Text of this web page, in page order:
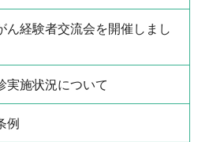
ん経験者交流会を開催しまし
実施状況について
例